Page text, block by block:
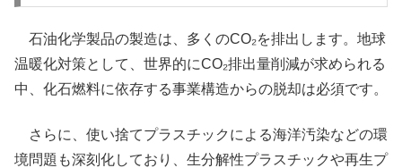
石油化学製品の製造は、多くのCO₂を排出します。地球
温暖化対策として、世界的にCO₂排出量削減が求められる
中、化石燃料に依存する事業構造からの脱却は必須です。
さらに、使い捨てプラスチックによる海洋汚染などの環
境問題も深刻化しており、生分解性プラスチックや再生プ